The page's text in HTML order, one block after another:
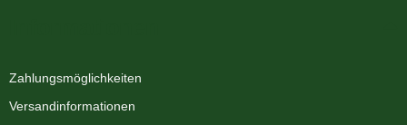
Zahlungsmöglichkeiten
Versandinformationen